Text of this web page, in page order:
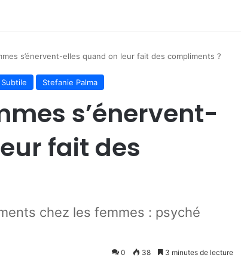
s’énervent-elles quand on leur fait des compliments ?
Stefanie Palma
s’énervent-
fait des
chez les femmes : psyché
0 38 3 minutes de lecture